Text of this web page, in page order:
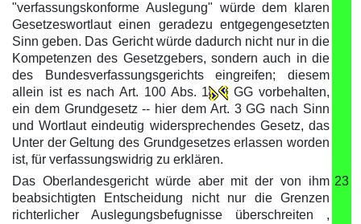
"verfassungskonforme Auslegung" würde dem klaren
Gesetzeswortlaut einen geradezu entgegengesetzten
Sinn geben. Das Gericht würde dadurch nicht nur in die
Kompetenzen des Gesetzgebers, sondern auch in die
des Bundesverfassungsgerichts eingreifen; diesem
allein ist es nach Art. 100 Abs. 1
GG vorbehalten,
ein dem Grundgesetz -- hier dem Art. 3 GG nach Sinn
und Wortlaut eindeutig widersprechendes Gesetz, das
Unter der Geltung des Grundgesetzes erlassen worden
ist, für verfassungswidrig zu erklären.
Das Oberlandesgericht würde aber mit der von ihm
beabsichtigten Entscheidung nicht nur die Grenzen
richterlicher Auslegungsbefugnisse überschreiten ,
23